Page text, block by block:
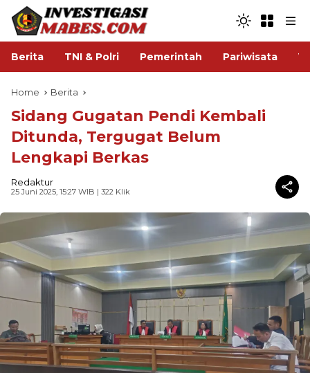
Berita TNI & Polri Pemerintah Pariwisata
Home Berita
Sidang Gugatan Pendi Kembali
Ditunda, Tergugat Belum
Lengkapi Berkas
Redaktur
25 Juni 2025, 15:27 WIB | 322 Klik